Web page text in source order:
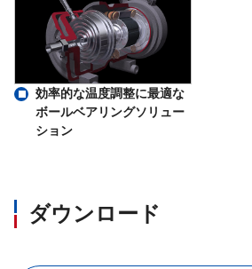
効率的な温度調整に最適な
ボールベアリングソリュー
ション
ダウンロード